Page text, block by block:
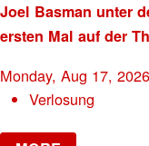
Joel Basman unter
ersten Mal auf der
Monday, Aug 17, 2026
Verlosung